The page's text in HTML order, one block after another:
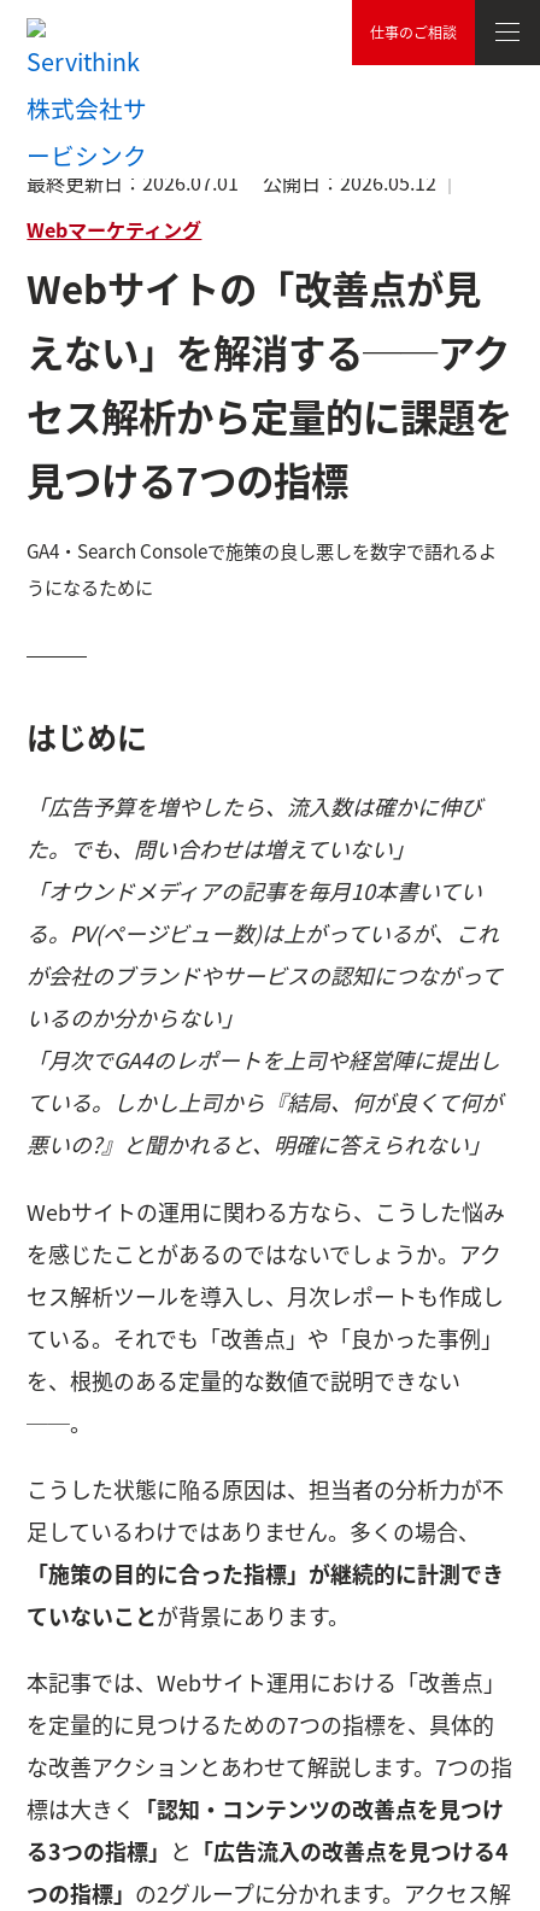
仕事のご相談
TOP Webマーケティング
最終更新日：2026.07.01 公開日：2026.05.12
Webマーケティング
Webサイトの「改善点が見
えない」を解消する──アク
セス解析から定量的に課題を
見つける7つの指標
GA4・Search Consoleで施策の良し悪しを数字で語れるよ
うになるために
はじめに
「広告予算を増やしたら、流入数は確かに伸び
た。でも、問い合わせは増えていない」
「オウンドメディアの記事を毎月10本書いてい
る。PV(ページビュー数)は上がっているが、これ
が会社のブランドやサービスの認知につながって
いるのか分からない」
「月次でGA4のレポートを上司や経営陣に提出し
ている。しかし上司から『結局、何が良くて何が
悪いの?』と聞かれると、明確に答えられない」
Webサイトの運用に関わる方なら、こうした悩み
を感じたことがあるのではないでしょうか。アク
セス解析ツールを導入し、月次レポートも作成し
ている。それでも「改善点」や「良かった事例」
を、根拠のある定量的な数値で説明できない
──。
こうした状態に陥る原因は、担当者の分析力が不
足しているわけではありません。多くの場合、
「施策の目的に合った指標」が継続的に計測でき
ていないことが背景にあります。
本記事では、Webサイト運用における「改善点」
を定量的に見つけるための7つの指標を、具体的
な改善アクションとあわせて解説します。7つの指
標は大きく
「認知・コンテンツの改善点を見つけ
る3つの指標」 と 「広告流入の改善点を見つける4
つの指標」 の2グループに分かれます。アクセス解